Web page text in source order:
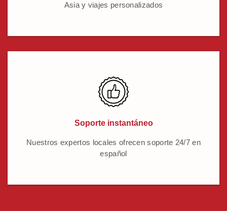
Asia y viajes personalizados
Soporte instantáneo
Nuestros expertos locales ofrecen soporte 24/7 en
español